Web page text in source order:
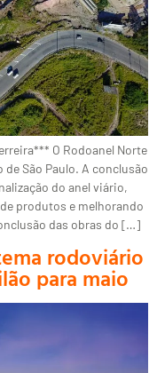
O Rodoanel Norte
São Paulo. A conclusão
do anel viário,
produtos e melhorando
das obras do […]
rodoviário
para maio